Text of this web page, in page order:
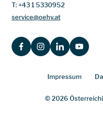
T:+43 1 5330952
service@oehv.at
FACEBOOKINSTAGRAMLINKEDINYOUTUBE
Impressum
© 2026